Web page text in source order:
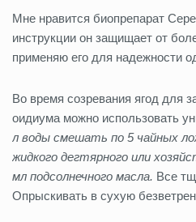
Мне нравится биопрепарат
инструкции он защищает от
применяю его для надежности
Во время созревания ягод для
оидиума можно использовать
л воды смешать по 5 чайных
жидкого дегтярного или
мл подсолнечного масла. Все
Опрыскивать в сухую